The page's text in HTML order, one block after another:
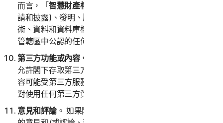
而言，「智慧財產權
請和披露)、發明、版權、營業秘密、道德權利、專有技
術、資料和資料庫權利以及在世界任何國家/地區或司法
管轄區中公認的任何其他智慧財產權。
第三方功能或內容。
允許閣下存取第三方網站上的內容。此等特性、功能或內
容可能受第三方服務條款和隱私權政策之約束。閣下承認
對使用任何第三方資源承擔全部責任，並承擔所有風險。
意見和評論。 如果閣下向諾頓LifeLock 提交與服務有關